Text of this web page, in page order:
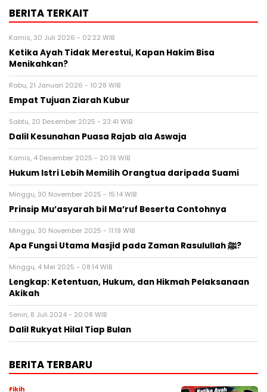
BERITA TERKAIT
Kamis, 30 Juli 2026 - 02:22 WIB
Ketika Ayah Tidak Merestui, Kapan Hakim Bisa
Menikahkan?
Rabu, 21 Januari 2026 - 10:28 WIB
Empat Tujuan Ziarah Kubur
Sabtu, 20 Desember 2025 - 23:41 WIB
Dalil Kesunahan Puasa Rajab ala Aswaja
Kamis, 4 Desember 2025 - 20:19 WIB
Hukum Istri Lebih Memilih Orangtua daripada Suami
Minggu, 30 November 2025 - 15:14 WIB
Prinsip Mu’asyarah bil Ma’ruf Beserta Contohnya
Minggu, 30 November 2025 - 11:19 WIB
Apa Fungsi Utama Masjid pada Zaman Rasulullah ﷺ?
Minggu, 4 Mei 2025 - 08:14 WIB
Lengkap: Ketentuan, Hukum, dan Hikmah Pelaksanaan
Akikah
Senin, 8 Juli 2024 - 20:08 WIB
Dalil Rukyat Hilal Tiap Bulan
BERITA TERBARU
Fikih